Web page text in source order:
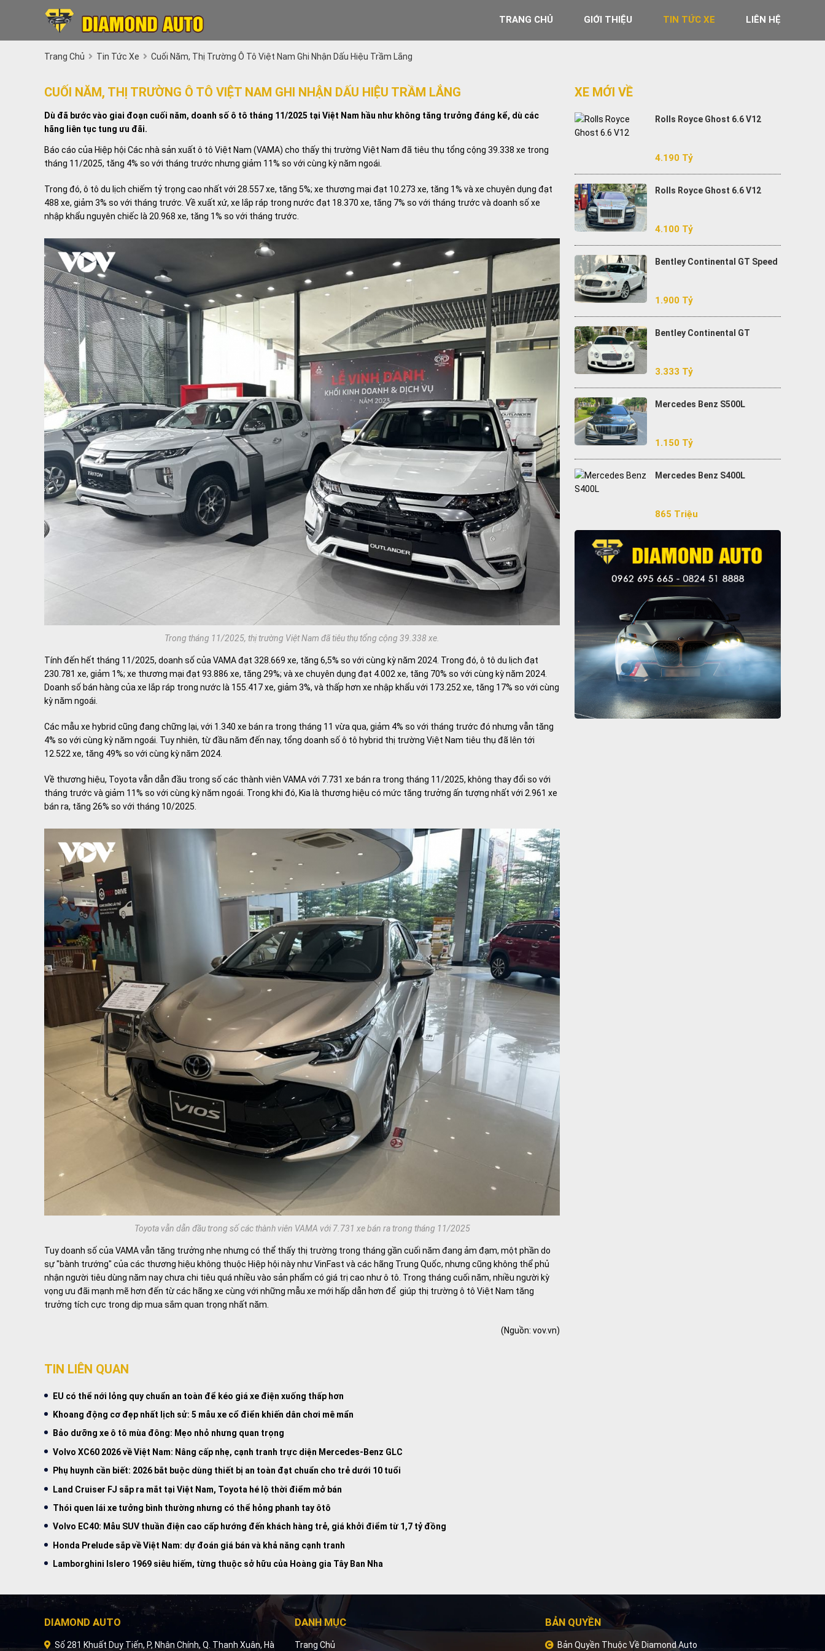
TRANG CHỦ GIỚI THIỆU TIN TỨC XE LIÊN HỆ
Trang Chủ Tin Tức Xe Cuối Năm, Thị Trường Ô Tô Việt Nam Ghi Nhận Dấu Hiệu Trầm Lắng
CUỐI NĂM, THỊ TRƯỜNG Ô TÔ VIỆT NAM GHI NHẬN DẤU HIỆU TRẦM LẮNG
Dù đã bước vào giai đoạn cuối năm, doanh số ô tô tháng 11/2025 tại Việt Nam hầu như không tăng trưởng đáng kể, dù các
hãng liên tục tung ưu đãi.
Báo cáo của Hiệp hội Các nhà sản xuất ô tô Việt Nam (VAMA) cho thấy thị trường Việt Nam đã tiêu thụ tổng cộng 39.338 xe trong
tháng 11/2025, tăng 4% so với tháng trước nhưng giảm 11% so với cùng kỳ năm ngoái.
Trong đó, ô tô du lịch chiếm tỷ trọng cao nhất với 28.557 xe, tăng 5%; xe thương mại đạt 10.273 xe, tăng 1% và xe chuyên dụng đạt
488 xe, giảm 3% so với tháng trước. Về xuất xứ, xe lắp ráp trong nước đạt 18.370 xe, tăng 7% so với tháng trước và doanh số xe
nhập khẩu nguyên chiếc là 20.968 xe, tăng 1% so với tháng trước.
Trong tháng 11/2025, thị trường Việt Nam đã tiêu thụ tổng cộng 39.338 xe.
Tính đến hết tháng 11/2025, doanh số của VAMA đạt 328.669 xe, tăng 6,5% so với cùng kỳ năm 2024. Trong đó, ô tô du lịch đạt
230.781 xe, giảm 1%; xe thương mại đạt 93.886 xe, tăng 29%; và xe chuyên dụng đạt 4.002 xe, tăng 70% so với cùng kỳ năm 2024.
Doanh số bán hàng của xe lắp ráp trong nước là 155.417 xe, giảm 3%, và thấp hơn xe nhập khẩu với 173.252 xe, tăng 17% so với cùng
kỳ năm ngoái.
Các mẫu xe hybrid cũng đang chững lại, với 1.340 xe bán ra trong tháng 11 vừa qua, giảm 4% so với tháng trước đó nhưng vẫn tăng
4% so với cùng kỳ năm ngoái. Tuy nhiên, từ đầu năm đến nay, tổng doanh số ô tô hybrid thị trường Việt Nam tiêu thụ đã lên tới
12.522 xe, tăng 49% so với cùng kỳ năm 2024.
Về thương hiệu, Toyota vẫn dẫn đầu trong số các thành viên VAMA với 7.731 xe bán ra trong tháng 11/2025, không thay đổi so với
tháng trước và giảm 11% so với cùng kỳ năm ngoái. Trong khi đó, Kia là thương hiệu có mức tăng trưởng ấn tượng nhất với 2.961 xe
bán ra, tăng 26% so với tháng 10/2025.
Toyota vẫn dẫn đầu trong số các thành viên VAMA với 7.731 xe bán ra trong tháng 11/2025
Tuy doanh số của VAMA vẫn tăng trưởng nhẹ nhưng có thể thấy thị trường trong tháng gần cuối năm đang ảm đạm, một phần do
sự "bành trướng" của các thương hiệu không thuộc Hiệp hội này như VinFast và các hãng Trung Quốc, nhưng cũng không thể phủ
nhận người tiêu dùng năm nay chưa chi tiêu quá nhiều vào sản phẩm có giá trị cao như ô tô. Trong tháng cuối năm, nhiều người kỳ
vọng ưu đãi mạnh mẽ hơn đến từ các hãng xe cùng với những mẫu xe mới hấp dẫn hơn để giúp thị trường ô tô Việt Nam tăng
trưởng tích cực trong dịp mua sắm quan trọng nhất năm.
(Nguồn: vov.vn)
TIN LIÊN QUAN
EU có thể nới lỏng quy chuẩn an toàn để kéo giá xe điện xuống thấp hơn
Khoang động cơ đẹp nhất lịch sử: 5 mẫu xe cổ điển khiến dân chơi mê mẩn
Bảo dưỡng xe ô tô mùa đông: Mẹo nhỏ nhưng quan trọng
Volvo XC60 2026 về Việt Nam: Nâng cấp nhẹ, cạnh tranh trực diện Mercedes-Benz GLC
Phụ huynh cần biết: 2026 bắt buộc dùng thiết bị an toàn đạt chuẩn cho trẻ dưới 10 tuổi
Land Cruiser FJ sắp ra mắt tại Việt Nam, Toyota hé lộ thời điểm mở bán
Thói quen lái xe tưởng bình thường nhưng có thể hỏng phanh tay ôtô
Volvo EC40: Mẫu SUV thuần điện cao cấp hướng đến khách hàng trẻ, giá khởi điểm từ 1,7 tỷ đồng
Honda Prelude sắp về Việt Nam: dự đoán giá bán và khả năng cạnh tranh
Lamborghini Islero 1969 siêu hiếm, từng thuộc sở hữu của Hoàng gia Tây Ban Nha
XE MỚI VỀ
Rolls Royce Ghost 6.6 V12
4.190 Tỷ
Rolls Royce Ghost 6.6 V12
4.100 Tỷ
Bentley Continental GT Speed
1.900 Tỷ
Bentley Continental GT
3.333 Tỷ
Mercedes Benz S500L
1.150 Tỷ
Mercedes Benz S400L
865 Triệu
DIAMOND AUTO
Số 281 Khuất Duy Tiến, P, Nhân Chính, Q. Thanh Xuân, Hà
DANH MỤC
Trang Chủ
BẢN QUYỀN
Bản Quyền Thuộc Về Diamond Auto